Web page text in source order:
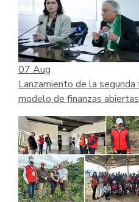
07 Aug
Lanzamiento de la
modelo de finanzas abiertas